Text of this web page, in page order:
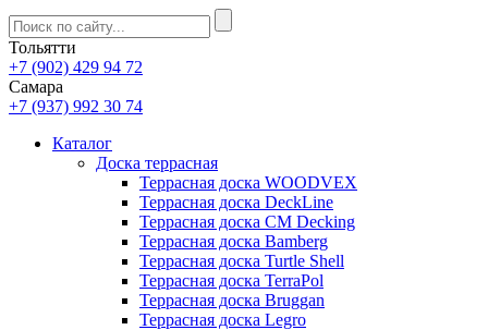
Тольятти
+7 (902) 429 94 72
Самара
+7 (937) 992 30 74
Каталог
Доска террасная
Террасная доска WOODVEX
Террасная доска DeckLine
Террасная доска CM Decking
Террасная доска Bamberg
Террасная доска Turtle Shell
Террасная доска TerraPol
Террасная доска Bruggan
Террасная доска Legro